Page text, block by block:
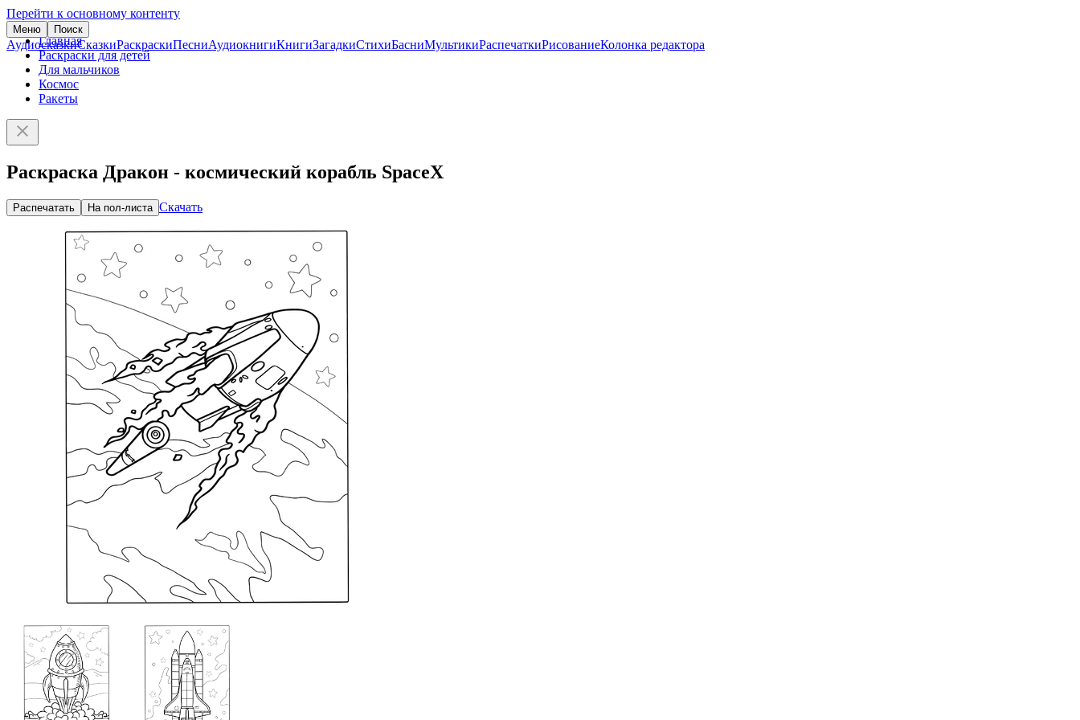
Перейти к основному контенту
Меню Поиск
АудиосказкиСказкиРаскраскиПесниАудиокнигиКнигиЗагадкиСтихиБасниМультикиРаспечаткиРисованиеКолонка редактора
Главная
Раскраски для детей
Для мальчиков
Космос
Ракеты
Раскраска Дракон - космический корабль SpaceX
Распечатать На пол-листа Скачать